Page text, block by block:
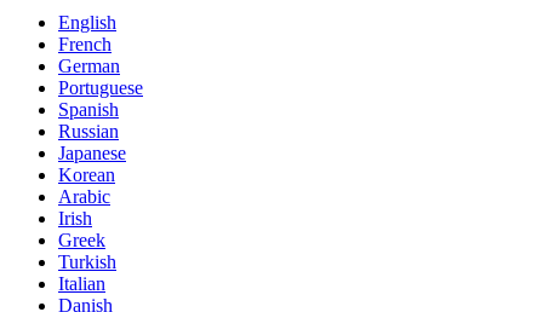
English
French
German
Portuguese
Spanish
Russian
Japanese
Korean
Arabic
Irish
Greek
Turkish
Italian
Danish